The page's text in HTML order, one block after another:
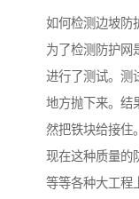
如何检测边坡防
为了检测防护网
进行了测试。测
地方抛下来。结
然把铁块给接住。
现在这种质量的
等等各种大工程